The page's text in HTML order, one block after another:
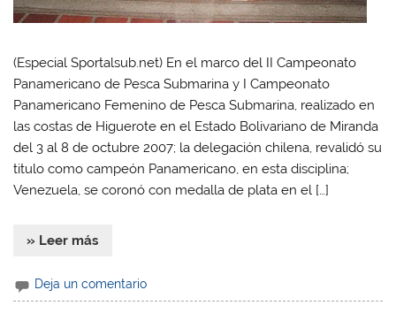
(Especial Sportalsub.net) En el marco del II Campeonato
Panamericano de Pesca Submarina y I Campeonato
Panamericano Femenino de Pesca Submarina, realizado en
las costas de Higuerote en el Estado Bolivariano de Miranda
del 3 al 8 de octubre 2007; la delegación chilena, revalidó su
titulo como campeón Panamericano, en esta disciplina;
Venezuela, se coronó con medalla de plata en el […]
» Leer más
Deja un comentario